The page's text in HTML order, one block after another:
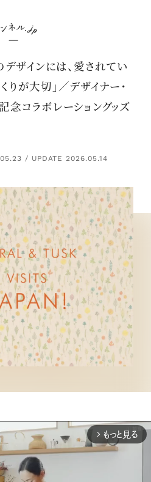
デザインには、愛されてい
りが大切」／デザイナー・
念コラボレーショングッズ
/ UPDATE 2026.05.14
arrow_forward_ios もっと見る